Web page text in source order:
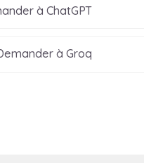
à ChatGPT
à Groq